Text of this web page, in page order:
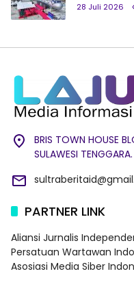
28 Juli 2026
BRIS TOWN HOUSE
SULAWESI TENGGARA.
PARTNER LINK
Aliansi Jurnalis
Persatuan Wartawan
Asosiasi Media Siber